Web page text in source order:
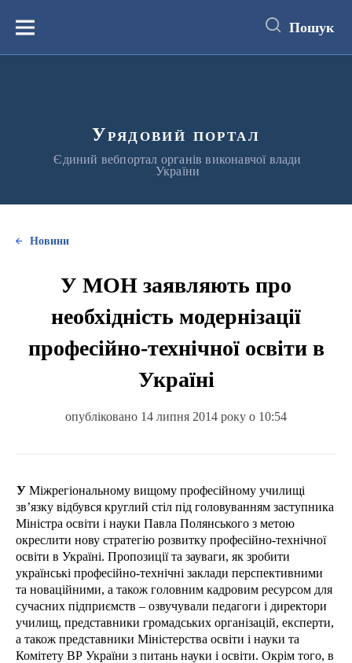
вмістуМеню Пошук
Урядовий портал
Єдиний вебпортал органів виконавчої влади
України
Новини
У МОН заявляють про
необхідність модернізації
професійно-технічної освіти в
Україні
опубліковано 14 липня 2014 року о 10:54
У Міжрегіональному вищому професійному училищі
зв’язку відбувся круглий стіл під головуванням заступника
Міністра освіти і науки Павла Полянського з метою
окреслити нову стратегію розвитку професійно-технічної
освіти в Україні. Пропозиції та зауваги, як зробити
українські професійно-технічні заклади перспективними
та новаційними, а також головним кадровим ресурсом для
сучасних підприємств – озвучували педагоги і директори
училищ, представники громадських організацій, експерти,
а також представники Міністерства освіти і науки та
Комітету ВР України з питань науки і освіти. Окрім того, в